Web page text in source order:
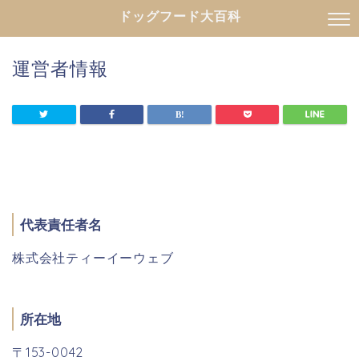
ドッグフード大百科
運営者情報
代表責任者名
株式会社ティーイーウェブ
所在地
〒153-0042